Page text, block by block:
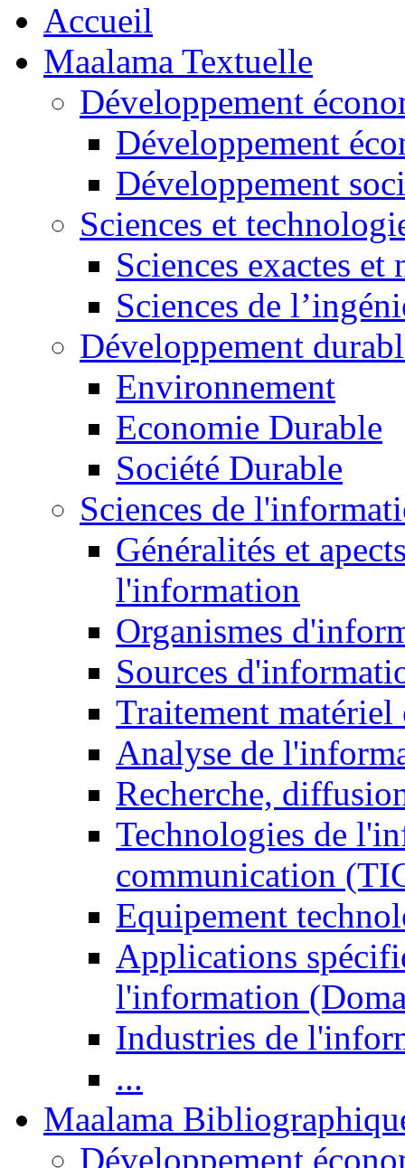
Accueil
Maalama Textuelle
Développement
Développement
Développement
Sciences et
Sciences exactes et
Sciences de
Développement
Environnement
Economie Durable
Société Durable
Sciences de
Généralités et
l'information
Organismes
Sources
Traitement matériel
Analyse de
Recherche,
Technologies de
communication
Equipement
Applications
l'information
Industries de
...
Maalama
Développement